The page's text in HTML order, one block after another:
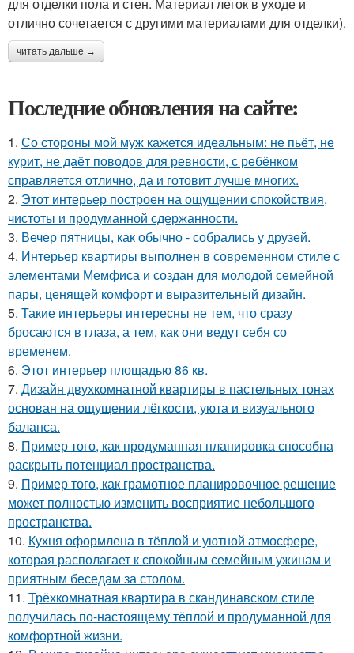
отлично сочетается с другими материалами для отделки).
читать дальше →
Последние обновления на сайте:
1. Со стороны мой муж кажется идеальным: не пьёт, не
курит, не даёт поводов для ревности, с ребёнком
справляется отлично, да и готовит лучше многих.
2. Этот интерьер построен на ощущении спокойствия,
чистоты и продуманной сдержанности.
3. Вечер пятницы, как обычно - собрались у друзей.
4. Интерьер квартиры выполнен в современном стиле с
элементами Мемфиса и создан для молодой семейной
пары, ценящей комфорт и выразительный дизайн.
5. Такие интерьеры интересны не тем, что сразу
бросаются в глаза, а тем, как они ведут себя со
временем.
6. Этот интерьер площадью 86 кв.
7. Дизайн двухкомнатной квартиры в пастельных тонах
основан на ощущении лёгкости, уюта и визуального
баланса.
8. Пример того, как продуманная планировка способна
раскрыть потенциал пространства.
9. Пример того, как грамотное планировочное решение
может полностью изменить восприятие небольшого
пространства.
10. Кухня оформлена в тёплой и уютной атмосфере,
которая располагает к спокойным семейным ужинам и
приятным беседам за столом.
11. Трёхкомнатная квартира в скандинавском стиле
получилась по-настоящему тёплой и продуманной для
комфортной жизни.